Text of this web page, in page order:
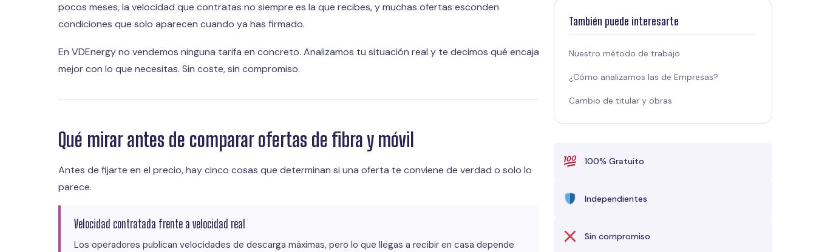
pocos meses, la velocidad que contratas no siempre es la que recibes, y muchas ofertas esconden
condiciones que solo aparecen cuando ya has firmado.
En VDEnergy no vendemos ninguna tarifa en concreto. Analizamos tu situación real y te decimos qué encaja
mejor con lo que necesitas. Sin coste, sin compromiso.
Qué mirar antes de comparar ofertas de fibra y móvil
Antes de fijarte en el precio, hay cinco cosas que determinan si una oferta te conviene de verdad o solo lo
parece.
Velocidad contratada frente a velocidad real
Los operadores publican velocidades de descarga máximas, pero lo que llegas a recibir en casa depende
También puede interesarte
Nuestro método de trabajo
¿Cómo analizamos las de Empresas?
Cambio de titular y obras
100% Gratuito
Independientes
Sin compromiso